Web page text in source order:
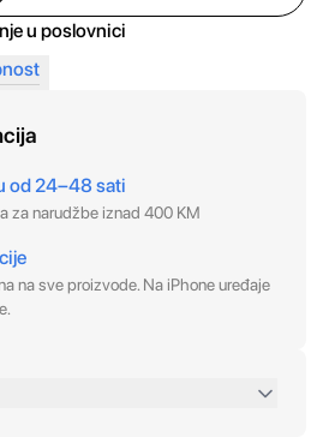
u poslovnici
od 24–48 sati
za narudžbe iznad 400 KM
na sve proizvode. Na iPhone uređaje